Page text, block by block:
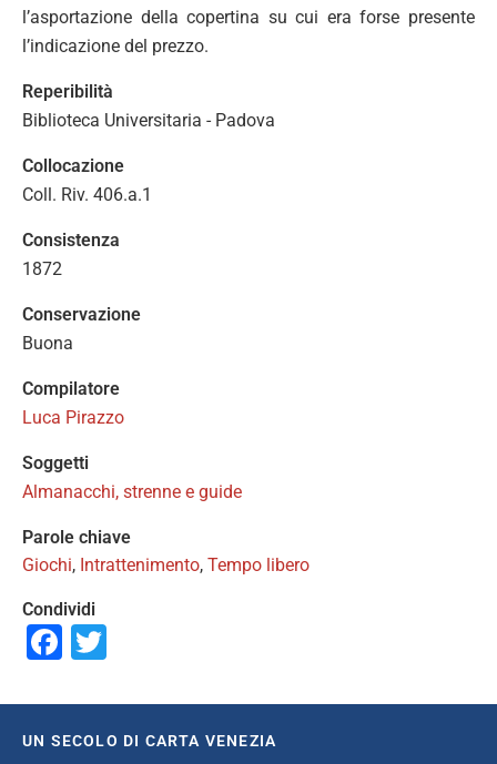
l’asportazione della copertina su cui era forse presente
l’indicazione del prezzo.
Reperibilità
Biblioteca Universitaria - Padova
Collocazione
Coll. Riv. 406.a.1
Consistenza
1872
Conservazione
Buona
Compilatore
Luca Pirazzo
Soggetti
Almanacchi, strenne e guide
Parole chiave
Giochi, Intrattenimento, Tempo libero
Condividi
Facebook
UN SECOLO DI CARTA VENEZIA